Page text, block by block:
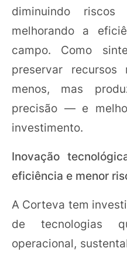
diminuindo
melhorando a
campo. Como
preservar
menos, mas
precisão — e
investimento.
Inovação
eficiência e menor
A Corteva tem
de tecnologias
operacional,